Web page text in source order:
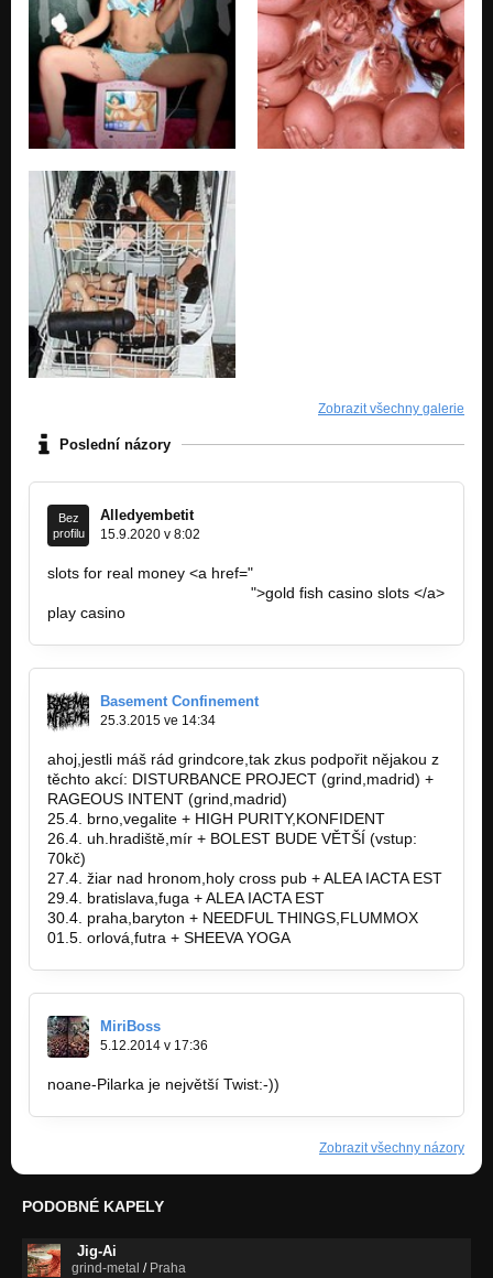
Zobrazit všechny galerie
Poslední názory
Bez
profilu
Alledyembetit
15.9.2020 v 8:02
slots for real money <a href="
">gold fish casino slots </a>
play casino
Basement Confinement
25.3.2015 ve 14:34
ahoj,jestli máš rád grindcore,tak zkus podpořit nějakou z
těchto akcí: DISTURBANCE PROJECT (grind,madrid) +
RAGEOUS INTENT (grind,madrid)
25.4. brno,vegalite + HIGH PURITY,KONFIDENT
26.4. uh.hradiště,mír + BOLEST BUDE VĚTŠÍ (vstup:
70kč)
27.4. žiar nad hronom,holy cross pub + ALEA IACTA EST
29.4. bratislava,fuga + ALEA IACTA EST
30.4. praha,baryton + NEEDFUL THINGS,FLUMMOX
01.5. orlová,futra + SHEEVA YOGA
MiriBoss
5.12.2014 v 17:36
noane-Pilarka je největší Twist:-))
Zobrazit všechny názory
PODOBNÉ KAPELY
Jig-Ai
grind-metal / Praha